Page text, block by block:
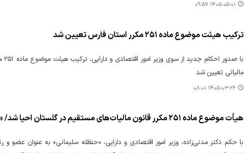
۱۴۰۵-۰۵-۰۱ ۰۹:۵۷
ترکیب هیئت موضوع ماده ۲۵۱ مکرر استان فارس تعیین شد
مالیاتی تعیین شد
۱۴۰۵-۰۳-۲۶ ۰۸:۰۱
هیأت موضوع ماده ۲۵۱ مکرر قانون مالیات‌های مستقیم در گلستان احیا شد/ «حنظله سلیمانی» به ریاست این هیأت منصوب شد